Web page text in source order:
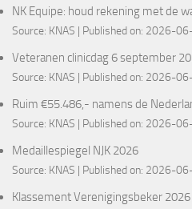
NK Equipe: houd rekening met de
Source: KNAS Published on: 2026-
Veteranen clinicdag 6 september
Source: KNAS Published on: 2026-
Ruim €55.486,- namens de
Source: KNAS Published on: 2026-
Medaillespiegel NJK 2026
Source: KNAS Published on: 2026-
Klassement Verenigingsbeker 2026